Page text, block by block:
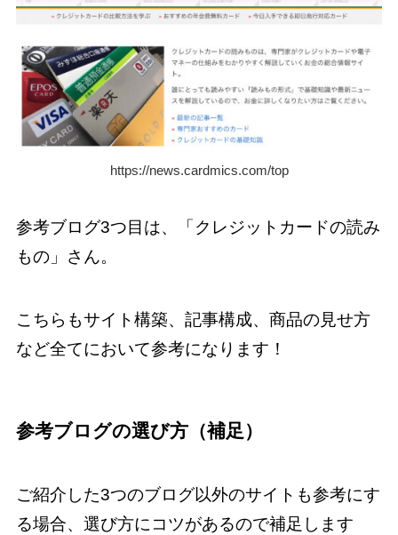
https://news.cardmics.com/top
参考ブログ3つ目は、「クレジットカードの読み
もの」さん。
こちらもサイト構築、記事構成、商品の見せ方
など全てにおいて参考になります！
参考ブログの選び方（補足）
ご紹介した3つのブログ以外のサイトも参考にす
る場合、選び方にコツがあるので補足します